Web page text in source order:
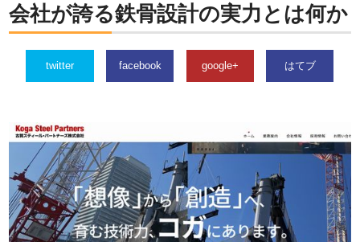
会社が誇る鉄骨設計の実力とは何か
twitter facebook google+ はてブ